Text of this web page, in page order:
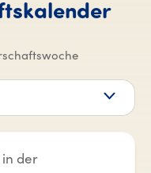
in der